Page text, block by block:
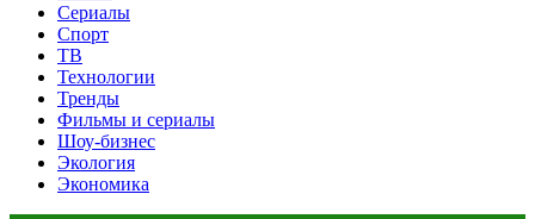
Сериалы
Спорт
ТВ
Технологии
Тренды
Фильмы и сериалы
Шоу-бизнес
Экология
Экономика